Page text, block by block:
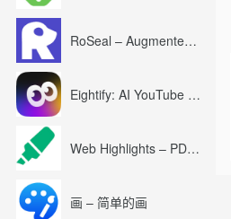
RoSeal – Augmented Roblox Experience
Eightify: AI YouTube Summary with ChatGPT
Web Highlights – PDF & Web Highlighter
画 – 简单的画